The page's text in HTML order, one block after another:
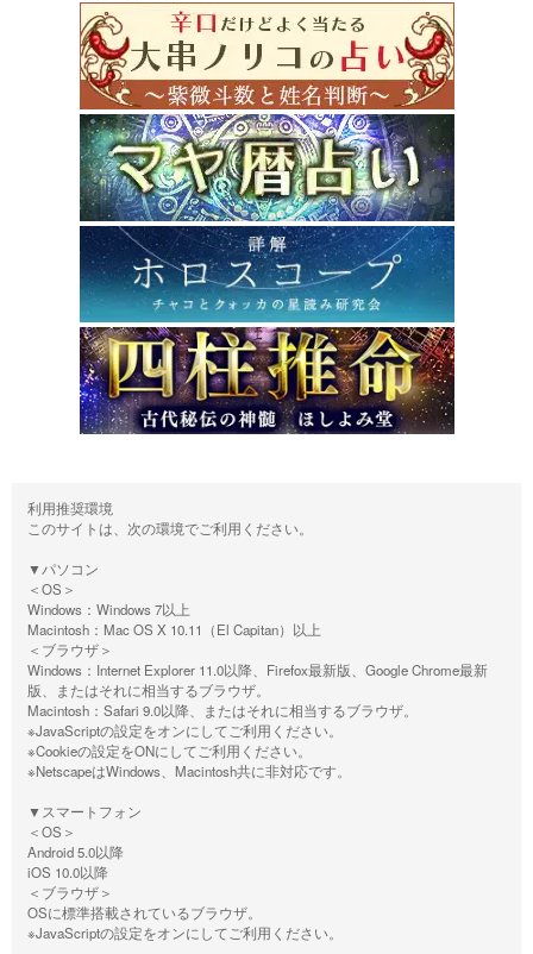
利用推奨環境
このサイトは、次の環境でご利用ください。
▼パソコン
＜OS＞
Windows：Windows 7以上
Macintosh：Mac OS X 10.11（El Capitan）以上
＜ブラウザ＞
Windows：Internet Explorer 11.0以降、Firefox最新版、Google Chrome最新
版、またはそれに相当するブラウザ。
Macintosh：Safari 9.0以降、またはそれに相当するブラウザ。
※JavaScriptの設定をオンにしてご利用ください。
※Cookieの設定をONにしてご利用ください。
※NetscapeはWindows、Macintosh共に非対応です。
▼スマートフォン
＜OS＞
Android 5.0以降
iOS 10.0以降
＜ブラウザ＞
OSに標準搭載されているブラウザ。
※JavaScriptの設定をオンにしてご利用ください。